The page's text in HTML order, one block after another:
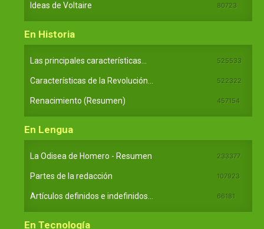
Ideas de Voltaire 80723
En Historia
Las principales características... 525533
Características de la Revolución... 522322
Renacimiento (Resumen) 457154
En Lengua
La Odisea de Homero - Resumen 233377
Partes de la redacción 107923
Artículos definidos e indefinidos... 66181
En Tecnología